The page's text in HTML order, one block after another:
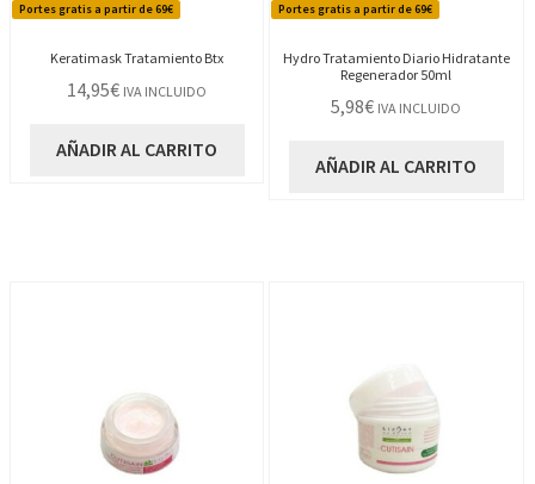
Portes gratis a partir de 69€
Keratimask Tratamiento Btx
14,95€ IVA INCLUIDO
AÑADIR AL CARRITO
Portes gratis a partir de 69€
Hydro Tratamiento Diario Hidratante
Regenerador 50ml
5,98€ IVA INCLUIDO
AÑADIR AL CARRITO